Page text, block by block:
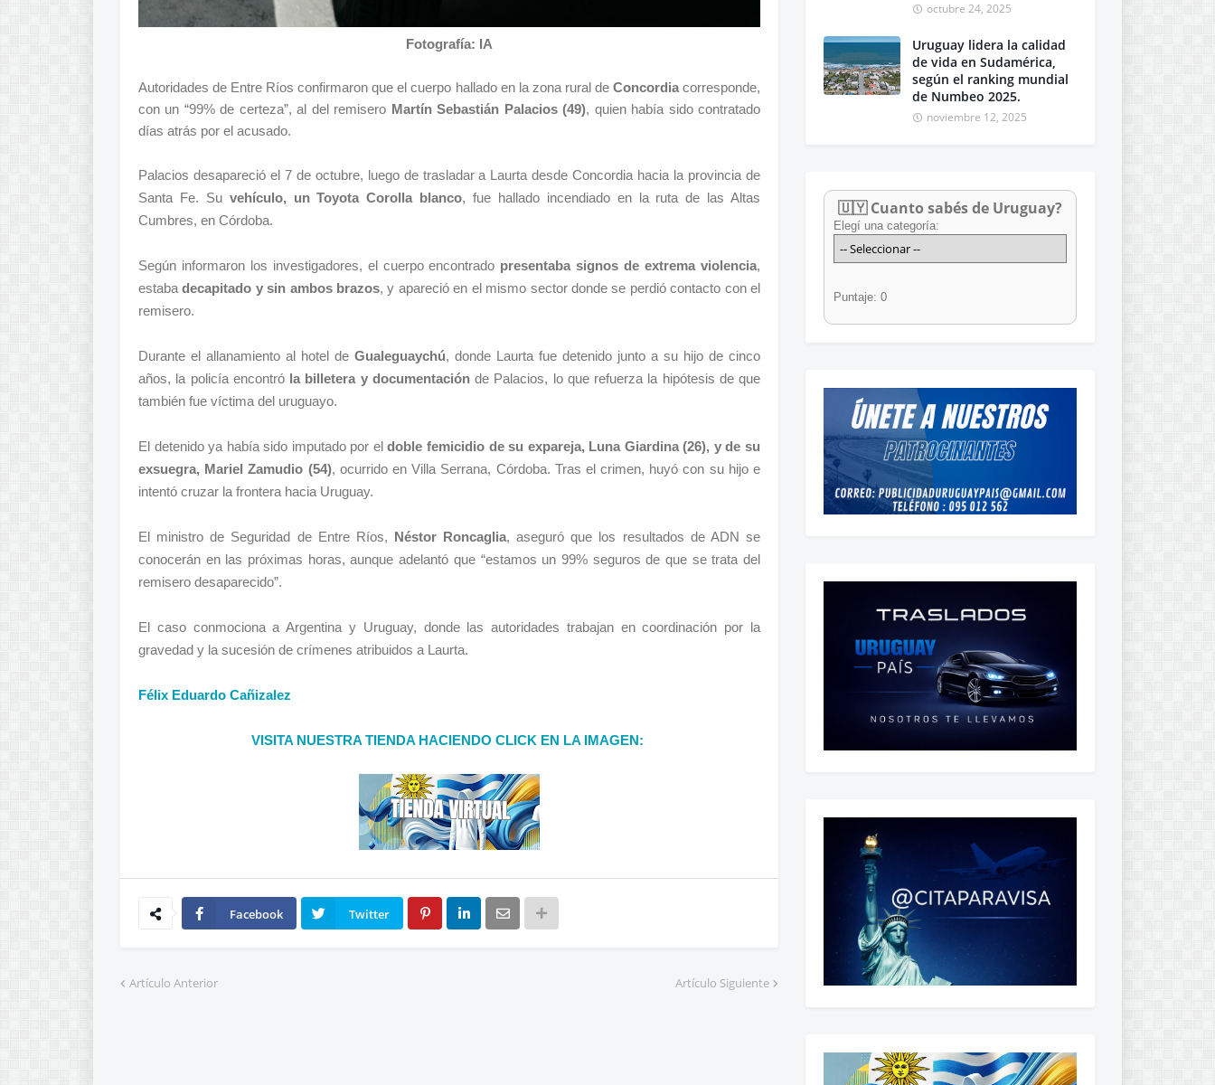
Fotografía: IA
Autoridades de Entre Ríos confirmaron que el cuerpo hallado en la zona rural de Concordiacorresponde,
con un “99% de certeza”, al del remisero Martín Sebastián Palacios (49), quien había sido contratado
días atrás por el acusado.
Palacios desapareció el 7 de octubre, luego de trasladar a Laurta desde Concordia hacia la provincia de
Santa Fe. Su vehículo, un Toyota Corolla blanco, fue hallado incendiado en la ruta de las Altas
Cumbres, en Córdoba.
Según informaron los investigadores, el cuerpo encontrado presentaba signos de extrema violencia,
estabadecapitado y sin ambos brazos, y apareció en el mismo sector donde se perdió contacto con el
remisero.
Durante el allanamiento al hotel de Gualeguaychú, donde Laurta fue detenido junto a su hijo de cinco
años, la policía encontró la billetera y documentaciónde Palacios, lo que refuerza la hipótesis de que
también fue víctima del uruguayo.
El detenido ya había sido imputado por eldoble femicidio de su expareja, Luna Giardina (26), y de su
exsuegra, Mariel Zamudio (54), ocurrido en Villa Serrana, Córdoba. Tras el crimen, huyó con su hijo e
intentó cruzar la frontera hacia Uruguay.
El ministro de Seguridad de Entre Ríos, Néstor Roncaglia, aseguró que los resultados de ADN se
conocerán en las próximas horas, aunque adelantó que “estamos un 99% seguros de que se trata del
remisero desaparecido”.
El caso conmociona a Argentina y Uruguay, donde las autoridades trabajan en coordinación por la
gravedad y la sucesión de crímenes atribuidos a Laurta.
Félix Eduardo Cañizalez
VISITA NUESTRA TIENDA HACIENDO CLICK EN LA IMAGEN:
Facebook Twitter
Artículo Anterior Artículo Siguiente
octubre 24, 2025
Uruguay lidera la calidad
de vida en Sudamérica,
según el ranking mundial
de Numbeo 2025.
noviembre 12, 2025
🇺🇾 Cuanto sabés de Uruguay?
Elegí una categoría:
Puntaje: 0